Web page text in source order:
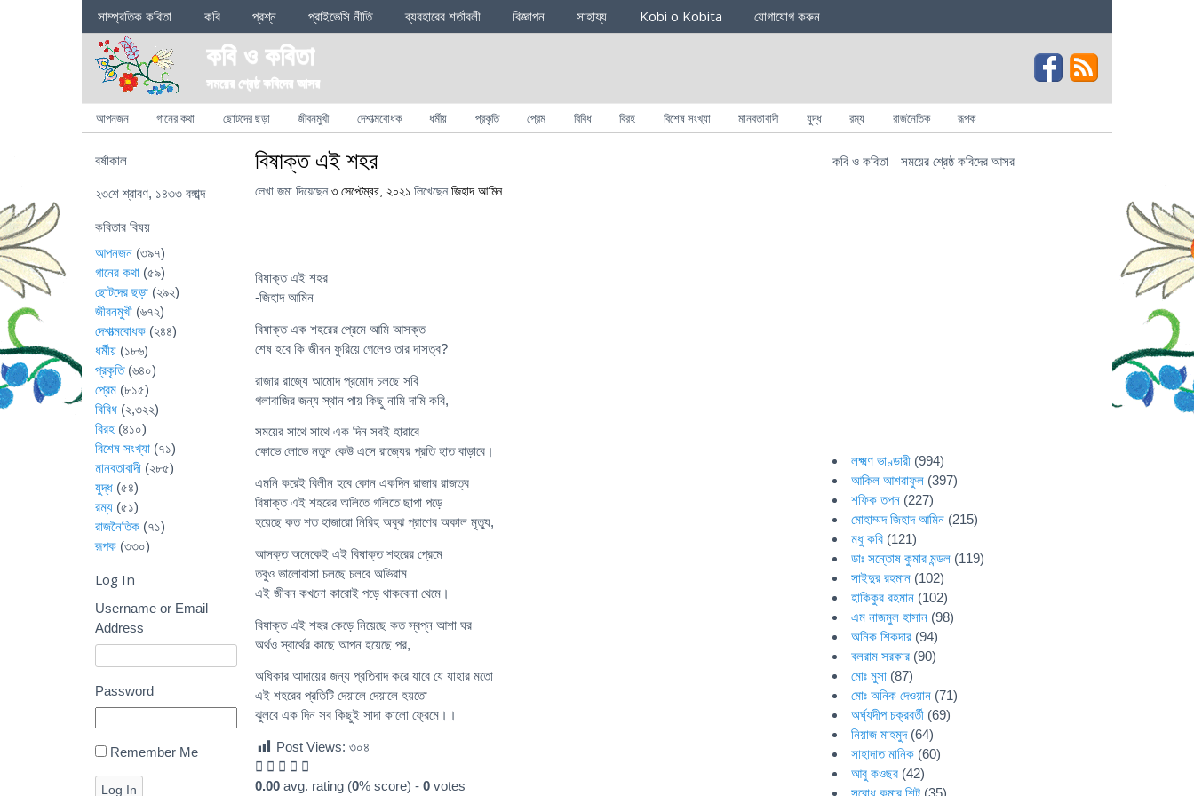
Sections
সাম্প্রতিক কবিতা কবি প্রশ্ন প্রাইভেসি নীতি ব্যবহারের শর্তাবলী বিজ্ঞাপন সাহায্য Kobi o Kobita যোগাযোগ করুন
কবি ও কবিতা
সময়ের শ্রেষ্ঠ কবিদের আসর
Categories
আপনজন গানের কথা ছোটদের ছড়া জীবনমুখী দেশাত্মবোধক ধর্মীয় প্রকৃতি প্রেম বিবিধ বিরহ বিশেষ সংখ্যা মানবতাবাদী যুদ্ধ রম্য রাজনৈতিক রূপক
বিষাক্ত এই শহর
লেখা জমা দিয়েছেন ৩ সেপ্টেম্বর, ২০২১ লিখেছেন জিহাদ আমিন
বিষাক্ত এই শহর
-জিহাদ আমিন
বিষাক্ত এক শহরের প্রেমে আমি আসক্ত
শেষ হবে কি জীবন ফুরিয়ে গেলেও তার দাসত্ব?
রাজার রাজ্যে আমোদ প্রমোদ চলছে সবি
গলাবাজির জন্য স্থান পায় কিছু নামি দামি কবি,
সময়ের সাথে সাথে এক দিন সবই হারাবে
ক্ষোভে লোভে নতুন কেউ এসে রাজ্যের প্রতি হাত বাড়াবে।
এমনি করেই বিলীন হবে কোন একদিন রাজার রাজত্ব
বিষাক্ত এই শহরের অলিতে গলিতে ছাপা পড়ে
হয়েছে কত শত হাজারো নিরিহ অবুঝ প্রাণের অকাল মৃত্যু,
আসক্ত অনেকেই এই বিষাক্ত শহরের প্রেমে
তবুও ভালোবাসা চলছে চলবে অভিরাম
এই জীবন কখনো কারোই পড়ে থাকবেনা থেমে।
বিষাক্ত এই শহর কেড়ে নিয়েছে কত স্বপ্ন আশা ঘর
অর্থও স্বার্থের কাছে আপন হয়েছে পর,
অধিকার আদায়ের জন্য প্রতিবাদ করে যাবে যে যাহার মতো
এই শহরের প্রতিটি দেয়ালে দেয়ালে হয়তো
ঝুলবে এক দিন সব কিছুই সাদা কালো ফ্রেমে।।
Post Views: ৩০৪
0.00 avg. rating (0% score) - 0 votes
বর্ষাকাল
২৩শে শ্রাবণ, ১৪৩৩ বঙ্গাব্দ
কবিতার বিষয়
আপনজন (৩৯৭)
গানের কথা (৫৯)
ছোটদের ছড়া (২৯২)
জীবনমুখী (৬৭২)
দেশাত্মবোধক (২৪৪)
ধর্মীয় (১৮৬)
প্রকৃতি(৬৪০)
প্রেম (৮১৫)
বিবিধ (২,৩২২)
বিরহ (৪১০)
বিশেষ সংখ্যা (৭১)
মানবতাবাদী (২৮৫)
যুদ্ধ (৫৪)
রম্য (৫১)
রাজনৈতিক (৭১)
রূপক (৩৩০)
Log In
Username or Email
Address
Password
Remember Me
Log In
কবি ও কবিতা - সময়ের শ্রেষ্ঠ কবিদের আসর
লক্ষ্মণ ভাণ্ডারী (994)
আকিল আশরাফুল (397)
শফিক তপন (227)
মোহাম্মদ জিহাদ আমিন (215)
মধু কবি (121)
ডাঃ সন্তোষ কুমার মন্ডল (119)
সাইদুর রহমান (102)
হাকিকুর রহমান (102)
এম নাজমুল হাসান (98)
অনিক শিকদার (94)
বলরাম সরকার (90)
মোঃ মুসা (87)
মোঃ অনিক দেওয়ান (71)
অর্ঘ্যদীপ চক্রবর্তী (69)
নিয়াজ মাহমুদ(64)
সাহাদাত মানিক (60)
আবু কওছর (42)
সুবোধ কুমার শিট (35)